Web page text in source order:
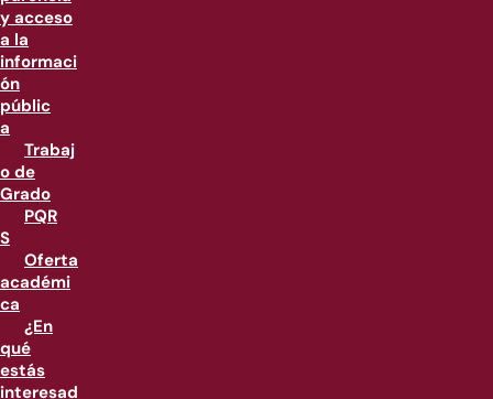
y acceso
a la
informaci
ón
públic
a
Trabaj
o de
Grado
PQR
S
Oferta
académi
ca
¿En
qué
estás
interesad